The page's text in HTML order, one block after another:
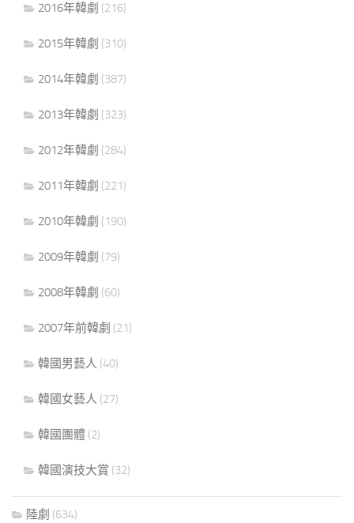
2016年韓劇 (216)
2015年韓劇 (310)
2014年韓劇 (387)
2013年韓劇 (323)
2012年韓劇 (284)
2011年韓劇 (221)
2010年韓劇 (190)
2009年韓劇 (79)
2008年韓劇 (60)
2007年前韓劇 (21)
韓國男藝人 (40)
韓國女藝人 (27)
韓國團體 (2)
韓國演技大賞 (32)
陸劇 (634)